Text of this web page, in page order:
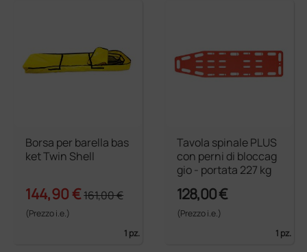
Borsa per barella bas
ket Twin Shell
144,90 €161,00 €
(Prezzo i.e.)
1 pz.
Tavola spinale PLUS
con perni di bloccag
gio - portata 227 kg
128,00 €
(Prezzo i.e.)
1 pz.